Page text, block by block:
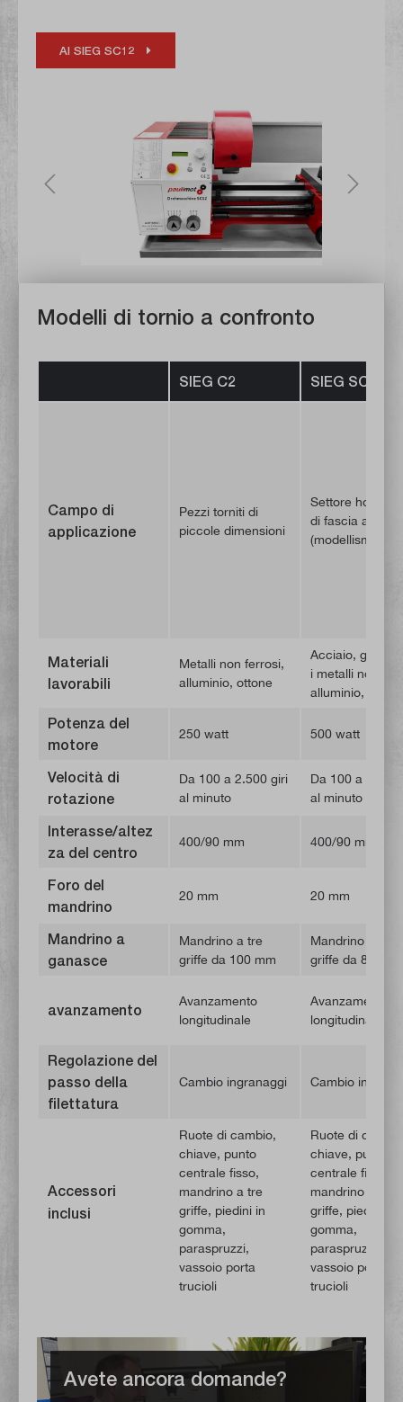
Al SIEG SC12
Modelli di tornio a confronto
SIEG C2 SIEG SC2
Campo di
applicazione
Pezzi torniti di
piccole dimensioni
Settore
di fascia alta
(modellismo)
Materiali
lavorabili
Metalli non ferrosi,
alluminio, ottone
Acciaio, ghisa,
i metalli non
alluminio, ottone
Potenza del
motore
250 watt 500 watt
Velocità di
rotazione
Da 100 a 2.500 giri
al minuto
Da 100 a 2.500
al minuto
Interasse/altez
za del centro
400/90 mm 400/90 mm
Foro del
mandrino
20 mm 20 mm
Mandrino a
ganasce
Mandrino a tre
griffe da 100 mm
Mandrino a tre
griffe da 80 mm
avanzamento
Avanzamento
longitudinale
Avanzamento
longitudinale
Regolazione del
passo della
filettatura
Cambio ingranaggi Cambio
Accessori
inclusi
Ruote di cambio,
chiave, punto
centrale fisso,
mandrino a tre
griffe, piedini in
gomma,
paraspruzzi,
vassoio porta
trucioli
Ruote di
chiave, punto
centrale fisso,
mandrino a tre
griffe, piedini in
gomma,
paraspruzzi,
vassoio porta-
trucioli
Avete ancora domande?